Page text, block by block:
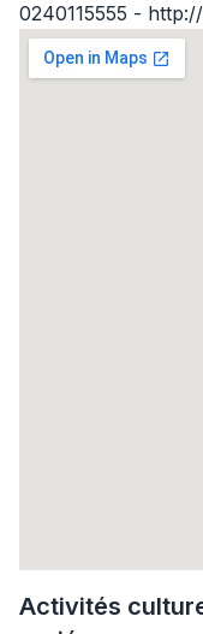
0240115555 -
Activités